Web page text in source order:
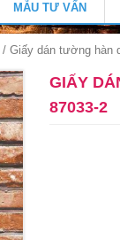
MẪU TƯ VẤN
/ Giấy dán tường hàn
GIẤY
87033-2